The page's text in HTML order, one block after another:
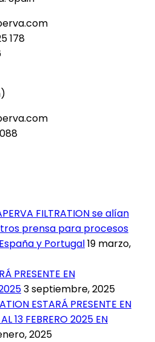
178
FILTRATION se alían
prensa para procesos
y Portugal19 marzo,
PRESENTE EN
3 septiembre, 2025
ESTARÁ PRESENTE EN
13 FEBRERO 2025 EN
2025